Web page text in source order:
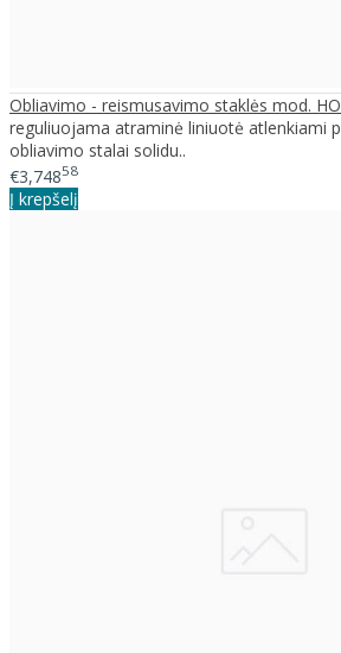
Obliavimo - reismusavimo staklės mod.
reguliuojama atraminė liniuotė atlenkiami
obliavimo stalai solidu..
€3,74858
Į krepšelį